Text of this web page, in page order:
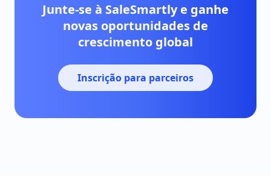
Junte-se à SaleSmartly e ganhe
novas oportunidades de
crescimento global
Inscrição para parceiros